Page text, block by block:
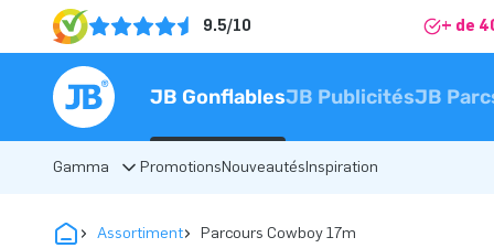
9.5/10 + de
JB GonflablesJB PublicitésJB
Gamma PromotionsNouveautésInspiration
Assortiment Parcours Cowboy 17m